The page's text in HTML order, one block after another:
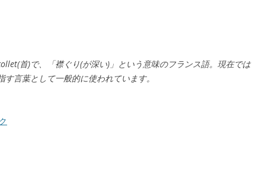
首)で、「襟ぐり(が深い)」という意味のフランス語。現在では
す言葉として一般的に使われています。